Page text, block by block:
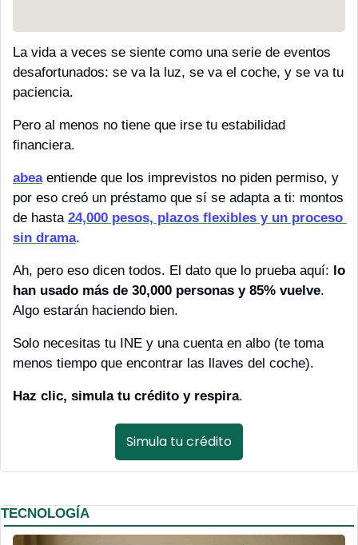
La vida a veces se siente como una serie de eventos
desafortunados: se va la luz, se va el coche, y se va tu
paciencia.
Pero al menos no tiene que irse tu estabilidad
financiera.
abea entiende que los imprevistos no piden permiso, y
por eso creó un préstamo que sí se adapta a ti: montos
de hasta 24,000 pesos, plazos flexibles y un proceso
sin drama.
Ah, pero eso dicen todos. El dato que lo prueba aquí: lo
han usado más de 30,000 personas y 85% vuelve.
Algo estarán haciendo bien.
Solo necesitas tu INE y una cuenta en albo (te toma
menos tiempo que encontrar las llaves del coche).
Haz clic, simula tu crédito y respira.
Simula tu crédito
TECNOLOGÍA